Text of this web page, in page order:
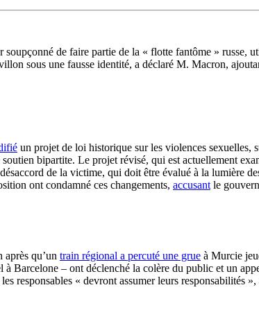
de faire partie de la « flotte fantôme »
sous une fausse identité, a déclaré M. Macron,
un projet de loi historique sur les violences sexuelles,
bipartite. Le projet révisé, qui est actuellement
de la victime, qui doit être évalué à la lumière
ont condamné ces changements, accusant le
qu’un train régional a percuté une grue à Murcie
Barcelone – ont déclenché la colère du public et un
responsables « devront assumer leurs responsabilités